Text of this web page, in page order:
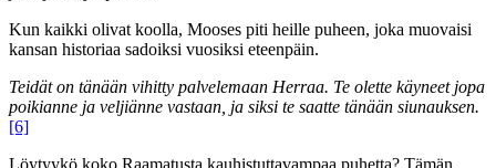
Kun kaikki olivat koolla, Mooses piti heille puheen, joka muovaisi
kansan historiaa sadoiksi vuosiksi eteenpäin.
Teidät on tänään vihitty palvelemaan Herraa. Te olette käyneet jopa
poikianne ja veljiänne vastaan, ja siksi te saatte tänään siunauksen.
[6]
Löytyykö koko Raamatusta kauhistuttavampaa puhetta? Tämän